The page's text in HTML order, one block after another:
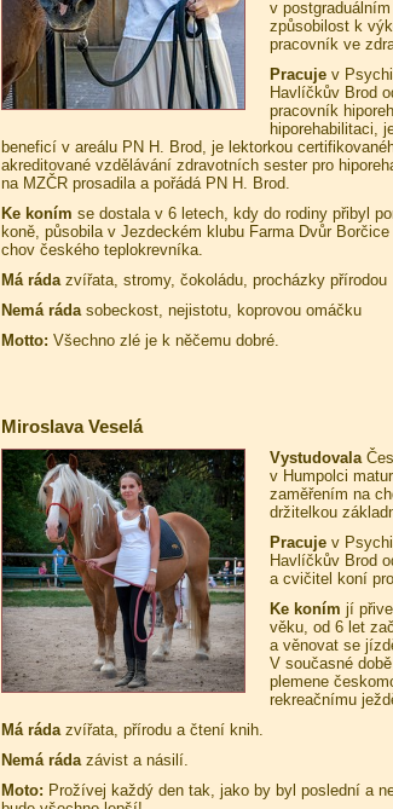
v
způsobilost k
pracovník ve
Pracujev
Havlíčkův Brod
pracovník
hiporehabilitaci,
beneficí v areálu PN H. Brod, je lektorkou
akreditované vzdělávání zdravotních sester pro
na MZČR prosadila a pořádá PN H. Brod.
Ke koním se dostala v 6 letech, kdy do rodiny přibyl
koně, působila v Jezdeckém klubu Farma Dvůr
chov českého teplokrevníka.
Má rádazvířata, stromy, čokoládu, procházky přírodou
Nemá rádasobeckost, nejistotu, koprovou omáčku
Motto: Všechno zlé je k něčemu dobré.
Miroslava Veselá
Vystudovala
v Humpolci
zaměřením na
držitelkou
Pracujev
Havlíčkův Brod
a cvičitel koní
Ke koním jí
věku, od 6 let
a věnovat se
V současné
plemene
rekreačnímu
Má rádazvířata, přírodu a čtení knih.
Nemá rádazávist a násilí.
Moto: Prožívej každý den tak, jako by byl poslední a